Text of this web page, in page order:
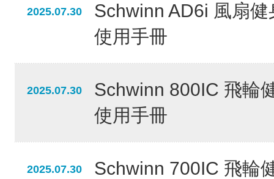
2025.07.30
Schwinn AD6i 風扇健
使用手冊
2025.07.30
Schwinn 800IC 飛輪
使用手冊
2025.07.30
Schwinn 700IC 飛輪